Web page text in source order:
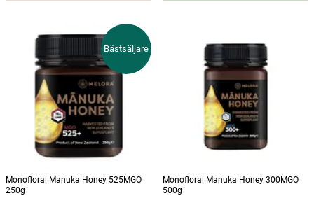
Bästsäljare
Monofloral Manuka Honey 525MGO
250g
Monofloral Manuka Honey 300MGO
500g